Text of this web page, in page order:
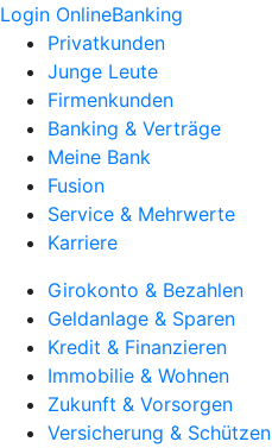
Login OnlineBanking
Privatkunden
Junge Leute
Firmenkunden
Banking & Verträge
Meine Bank
Fusion
Service & Mehrwerte
Karriere
Girokonto & Bezahlen
Geldanlage & Sparen
Kredit & Finanzieren
Immobilie & Wohnen
Zukunft & Vorsorgen
Versicherung & Schützen